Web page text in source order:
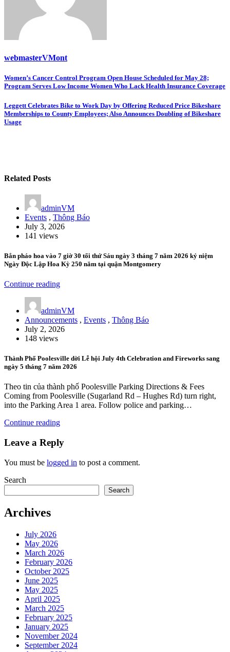
webmasterVMont
Post
navigation
Women’s Cancer Control Program Open House Scheduled for May 28;
Program Serves Low Income Women Who Lack Health Insurance Coverage
Leggett Celebrates Bike to Work Day by Offering Reduced Price Bikeshare
Memberships to County Employees; Also Announces Doubling of Bikeshare
Usage
Related Posts
adminVM
Events , Thông Báo
July 3, 2026
141 views
Bắn pháo hoa vào 7 giờ 30 tối thứ Sáu ngày 3 tháng 7 năm 2026 kỷ niệm
Ngày Độc Lập Hoa Kỳ 250 năm tại quận Montgomery
Continue reading
adminVM
Announcements , Events , Thông Báo
July 2, 2026
148 views
Thành Phố Poolesville dời Lễ hội July 4th Celebration and Fireworks sang
ngày 5 tháng 7 năm 2026
Theo tin của thành phố Poolesville Parking Directions & Fees
Coming from Poolesville (Sugarland Rd – Hughes Rd) turn right,
into the Parking Area 1 area. Follow police and parking…
Continue reading
Leave a Reply
You must be logged in to post a comment.
Search
Search
Archives
July 2026
May 2026
March 2026
February 2026
October 2025
June 2025
May 2025
April 2025
March 2025
February 2025
January 2025
November 2024
September 2024